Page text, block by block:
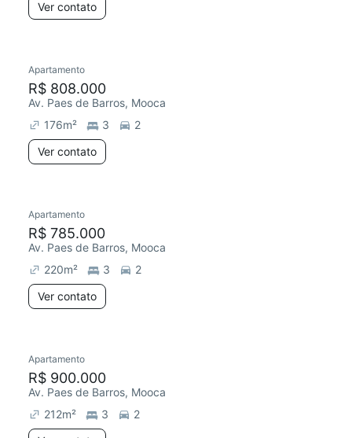
Ver contato
Apartamento
R$ 808.000
Av. Paes de Barros, Mooca
176m² 3
2
Ver contato
Apartamento
R$ 785.000
Av. Paes de Barros, Mooca
220m² 3
2
Ver contato
Apartamento
R$ 900.000
Av. Paes de Barros, Mooca
212m² 3
2